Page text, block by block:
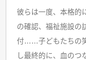
彼らは一度、本格的
の確認、福祉施設の
付……子どもたちの
し最終的に、血のつ